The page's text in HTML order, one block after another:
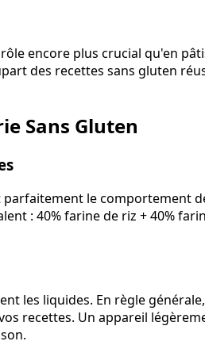
encore plus crucial qu'en
des recettes sans gluten
Sans Gluten
le comportement
: 40% farine de riz + 40%
les liquides. En règle
recettes. Un appareil